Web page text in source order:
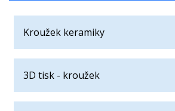
Kroužek keramiky
3D tisk - kroužek